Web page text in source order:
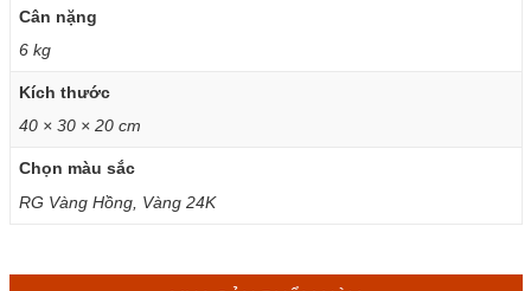
Cân nặng
6 kg
Kích thước
40 × 30 × 20 cm
Chọn màu sắc
RG Vàng Hồng, Vàng 24K